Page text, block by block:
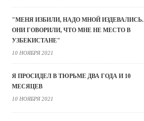
"МЕНЯ ИЗБИЛИ, НАДО МНОЙ ИЗДЕВАЛИСЬ.
ОНИ ГОВОРИЛИ, ЧТО МНЕ НЕ МЕСТО В
УЗБЕКИСТАНЕ"
10 НОЯБРЯ 2021
Я ПРОСИДЕЛ В ТЮРЬМЕ ДВА ГОДА И 10
МЕСЯЦЕВ
10 НОЯБРЯ 2021